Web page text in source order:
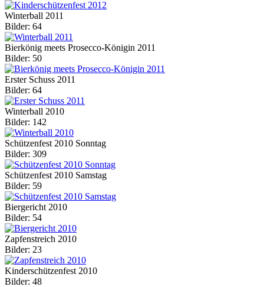
Winterball 2011
Bilder: 64
Bierkönig meets Prosecco-Königin 2011
Bilder: 50
Erster Schuss 2011
Bilder: 64
Winterball 2010
Bilder: 142
Schützenfest 2010 Sonntag
Bilder: 309
Schützenfest 2010 Samstag
Bilder: 59
Biergericht 2010
Bilder: 54
Zapfenstreich 2010
Bilder: 23
Kinderschützenfest 2010
Bilder: 48